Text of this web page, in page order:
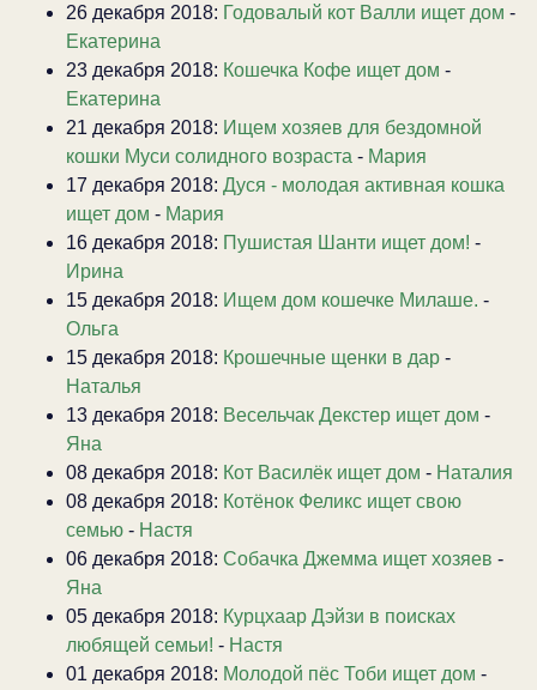
26 декабря 2018: Годовалый кот Валли ищет дом -
Екатерина
23 декабря 2018: Кошечка Кофе ищет дом -
Екатерина
21 декабря 2018: Ищем хозяев для бездомной
кошки Муси солидного возраста - Мария
17 декабря 2018: Дуся - молодая активная кошка
ищет дом - Мария
16 декабря 2018: Пушистая Шанти ищет дом! -
Ирина
15 декабря 2018: Ищем дом кошечке Милаше. -
Ольга
15 декабря 2018: Крошечные щенки в дар -
Наталья
13 декабря 2018: Весельчак Декстер ищет дом -
Яна
08 декабря 2018: Кот Василёк ищет дом - Наталия
08 декабря 2018: Котёнок Феликс ищет свою
семью - Настя
06 декабря 2018: Собачка Джемма ищет хозяев -
Яна
05 декабря 2018: Курцхаар Дэйзи в поисках
любящей семьи! - Настя
01 декабря 2018: Молодой пёс Тоби ищет дом -